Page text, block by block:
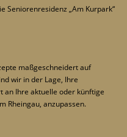
Seniorenresidenz „Am Kurpark“
maßgeschneidert auf
wir in der Lage, Ihre
an Ihre aktuelle oder künftige
Rheingau, anzupassen.